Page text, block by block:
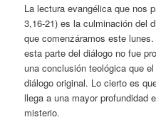
La lectura evangélica que nos
3,16-21) es la culminación del
que comenzáramos este
esta parte del diálogo no fue
una conclusión teológica que
diálogo original. Lo cierto es
llega a una mayor profundidad
misterio.